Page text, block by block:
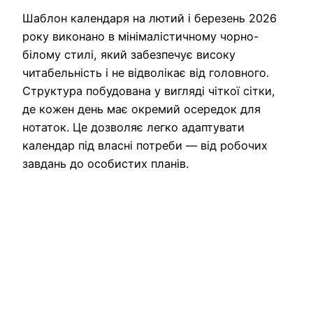
Шаблон календаря на лютий і березень 2026
року виконано в мінімалістичному чорно-
білому стилі, який забезпечує високу
читабельність і не відволікає від головного.
Структура побудована у вигляді чіткої сітки,
де кожен день має окремий осередок для
нотаток. Це дозволяє легко адаптувати
календар під власні потреби — від робочих
завдань до особистих планів.